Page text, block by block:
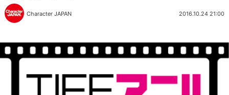
Character JAPAN 2016.10.24 21:00